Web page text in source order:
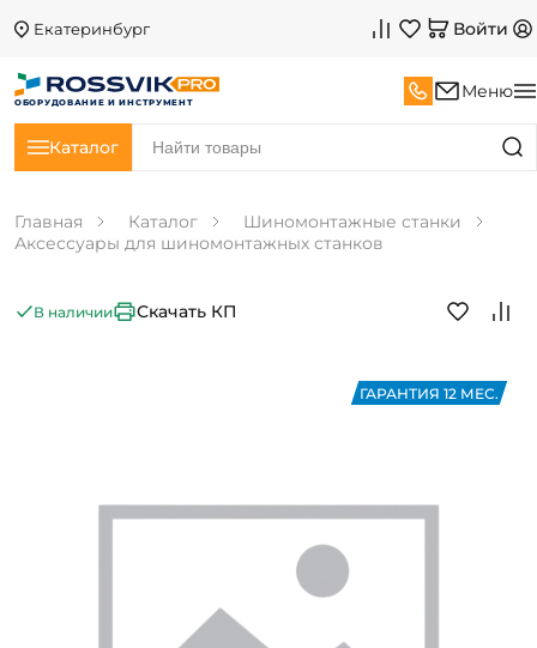
Екатеринбург Войти
ОБОРУДОВАНИЕ И ИНСТРУМЕНТ
Меню
Каталог
Главная Каталог
Шиномонтажные станки
Аксессуары для шиномонтажных станков
ГАРАНТИЯ 12 МЕС.
В наличии Скачать КП